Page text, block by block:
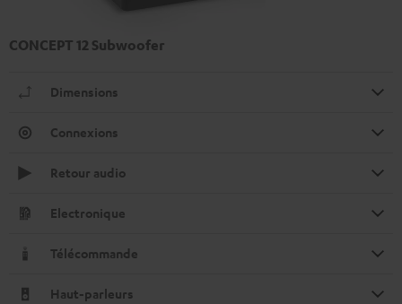
CONCEPT 12 Subwoofer
Dimensions
Connexions
Retour audio
Electronique
Télécommande
Haut-parleurs